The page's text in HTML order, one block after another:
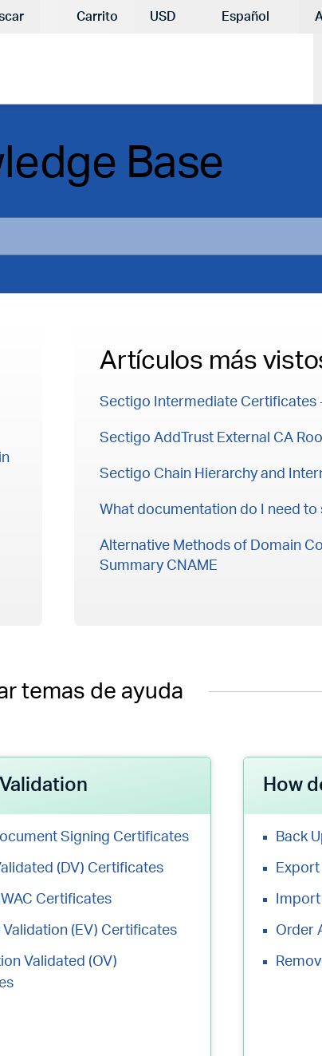
Carrito Moneda actual:
USD
Español
Base
Artículos más
Sectigo Intermediate Certificates
Sectigo AddTrust External CA
Sectigo Chain Hierarchy and
What documentation do I need to
Alternative Methods of Domain
Summary CNAME
temas de ayuda
Signing Certificates
(DV) Certificates
Certificates
Validation (EV) Certificates
Validated (OV)
How
Back
Export
Import
Order